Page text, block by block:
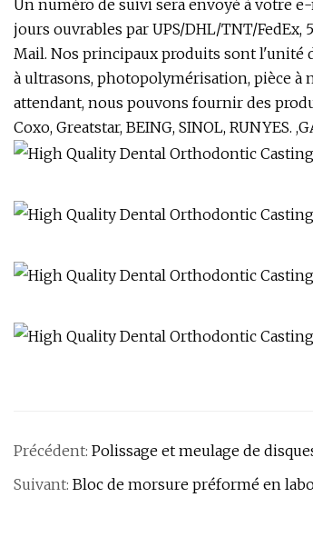
Un numéro de suivi sera envoyé à votre
jours ouvrables par UPS/DHL/TNT/FedEx,
Mail. Nos principaux produits sont l'unité
à ultrasons, photopolymérisation, pièce à
attendant, nous pouvons fournir des
Coxo, Greatstar, BEING, SINOL, RUNYES.
Précédent: Polissage et meulage de
Suivant: Bloc de morsure préformé en